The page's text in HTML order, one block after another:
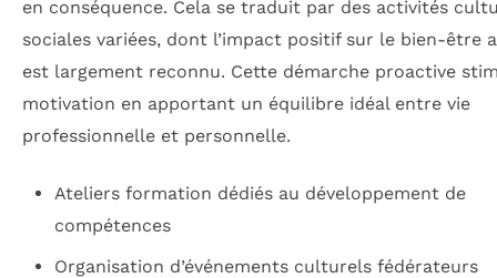
en conséquence. Cela se traduit par des activités
sociales variées, dont l’impact positif sur le bien-être
est largement reconnu. Cette démarche proactive
motivation en apportant un équilibre idéal entre vie
professionnelle et personnelle.
Ateliers formation dédiés au développement de
compétences
Organisation d’événements culturels fédérateurs